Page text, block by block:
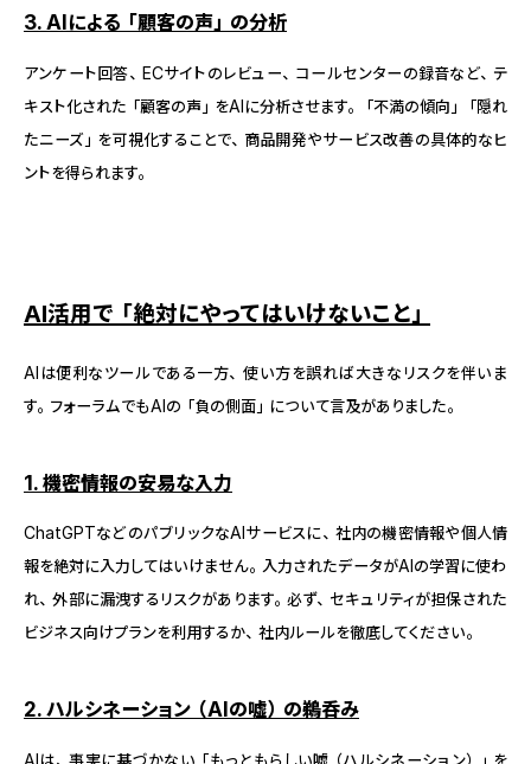
3. AIによる「顧客の声」の分析
アンケート回答、ECサイトのレビュー、コールセンターの録音など、テ
キスト化された「顧客の声」をAIに分析させます。「不満の傾向」「隠れ
たニーズ」を可視化することで、商品開発やサービス改善の具体的なヒ
ントを得られます。
AI活用で「絶対にやってはいけないこと」
AIは便利なツールである一方、使い方を誤れば大きなリスクを伴いま
す。フォーラムでもAIの「負の側面」について言及がありました。
1. 機密情報の安易な入力
ChatGPTなどのパブリックなAIサービスに、社内の機密情報や個人情
報を絶対に入力してはいけません。入力されたデータがAIの学習に使わ
れ、外部に漏洩するリスクがあります。必ず、セキュリティが担保された
ビジネス向けプランを利用するか、社内ルールを徹底してください。
2. ハルシネーション（AIの嘘）の鵜呑み
AIは、事実に基づかない「もっともらしい嘘（ハルシネーション）」を